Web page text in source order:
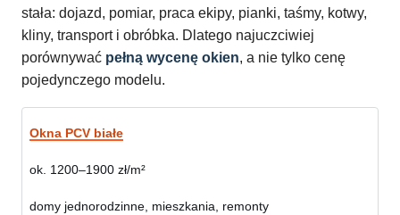
stała: dojazd, pomiar, praca ekipy, pianki, taśmy, kotwy,
kliny, transport i obróbka. Dlatego najuczciwiej
porównywać pełną wycenę okien, a nie tylko cenę
pojedynczego modelu.
Okna PCV białe
ok. 1200–1900 zł/m²
domy jednorodzinne, mieszkania, remonty